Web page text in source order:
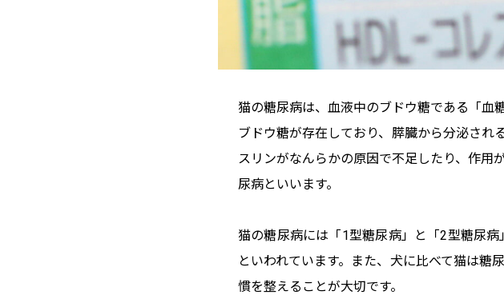
猫の糖尿病は、血液中のブドウ糖である「血
ブドウ糖が存在しており、膵臓から分泌され
スリンがなんらかの原因で不足したり、作用
尿病といいます。
猫の糖尿病には「1型糖尿病」と「2型糖尿
といわれています。また、犬に比べて猫は糖
慣を整えることが大切です。